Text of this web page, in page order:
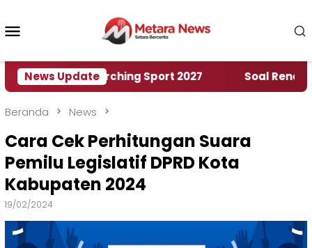
konten
News Update
Marching Sport 2027 ‎Soal Rencana
Beranda News
Cara Cek Perhitungan Suara
Pemilu Legislatif DPRD Kota
Kabupaten 2024
19/02/2024